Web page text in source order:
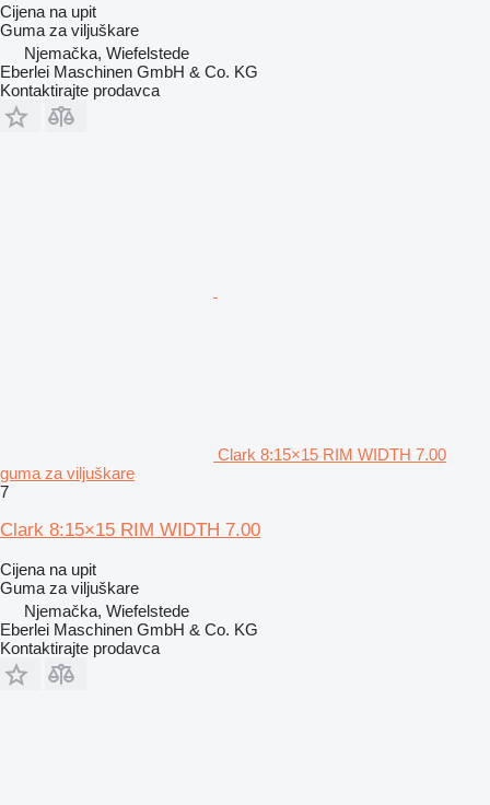
Cijena na upit
Guma za viljuškare
Njemačka, Wiefelstede
Eberlei Maschinen GmbH & Co. KG
Kontaktirajte prodavca
Clark 8:15×15 RIM WIDTH 7.00
guma za viljuškare
7
Clark 8:15×15 RIM WIDTH 7.00
Cijena na upit
Guma za viljuškare
Njemačka, Wiefelstede
Eberlei Maschinen GmbH & Co. KG
Kontaktirajte prodavca